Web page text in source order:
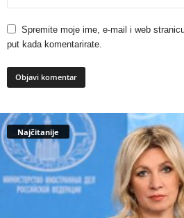
Spremite moje ime, e-mail i web
put kada komentarirate.
Najčitanije